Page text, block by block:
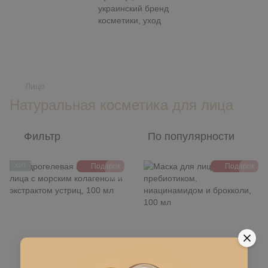
Натуральная косметика для лица
Фильтр По популярности
Подарок Подарок